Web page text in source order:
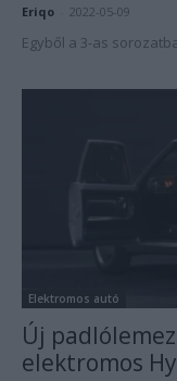
Eriqo 2022-05-09
Egyből a 3-as
Elektromos autó
Új
elektromos